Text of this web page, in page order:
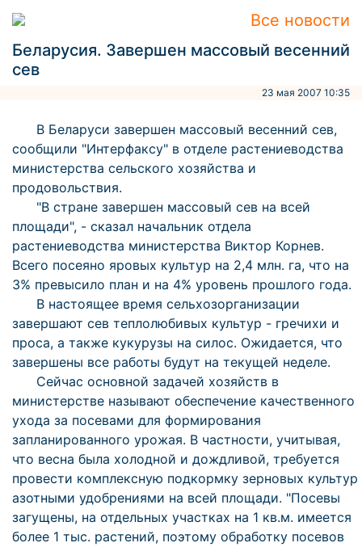
Все новости
Беларусия. Завершен массовый весенний
сев
23 мая 2007 10:35
В Беларуси завершен массовый весенний сев,
сообщили "Интерфаксу" в отделе растениеводства
министерства сельского хозяйства и
продовольствия.
"В стране завершен массовый сев на всей
площади", - сказал начальник отдела
растениеводства министерства Виктор Корнев.
Всего посеяно яровых культур на 2,4 млн. га, что на
3% превысило план и на 4% уровень прошлого года.
В настоящее время сельхозорганизации
завершают сев теплолюбивых культур - гречихи и
проса, а также кукурузы на силос. Ожидается, что
завершены все работы будут на текущей неделе.
Сейчас основной задачей хозяйств в
министерстве называют обеспечение качественного
ухода за посевами для формирования
запланированного урожая. В частности, учитывая,
что весна была холодной и дождливой, требуется
провести комплексную подкормку зерновых культур
азотными удобрениями на всей площади. "Посевы
загущены, на отдельных участках на 1 кв.м. имеется
более 1 тыс. растений, поэтому обработку посевов